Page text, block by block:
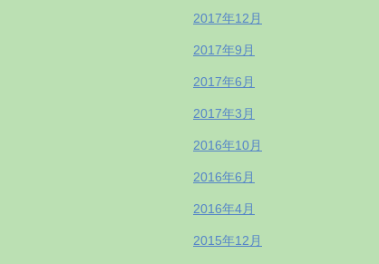
2017年12月
2017年9月
2017年6月
2017年3月
2016年10月
2016年6月
2016年4月
2015年12月